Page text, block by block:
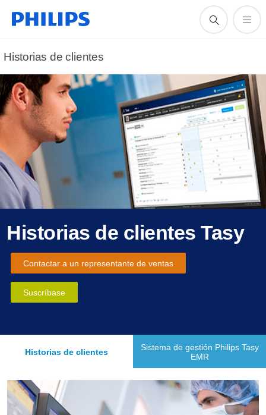
Historias de clientes
Historias de clientes Tasy
Contactar a un representante de ventas
Suscríbase
Historias de clientes
Sistema de gestión Philips Tasy
EMR